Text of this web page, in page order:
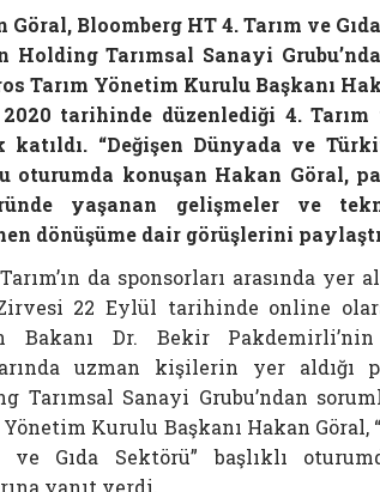
Göral, Bloomberg HT 4. Tarım ve
Holding Tarımsal Sanayi
Tarım Yönetim Kurulu Başkanı
tarihinde düzenlediği 4. Tarım
katıldı. “Değişen Dünyada ve
oturumda konuşan Hakan Göral,
yaşanan gelişmeler ve
dönüşüme dair görüşlerini
da sponsorları arasında yer
Zirvesi 22 Eylül tarihinde online
Bakanı Dr. Bekir
uzman kişilerin yer aldığı
Tarımsal Sanayi Grubu’ndan
Yönetim Kurulu Başkanı Hakan Göral,
ve Gıda Sektörü” başlıklı